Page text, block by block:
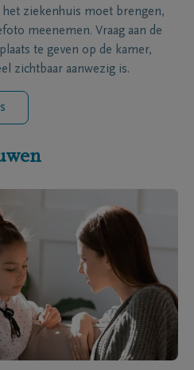
het ziekenhuis moet brengen,
meenemen. Vraag aan de
te geven op de kamer,
zichtbaar aanwezig is.